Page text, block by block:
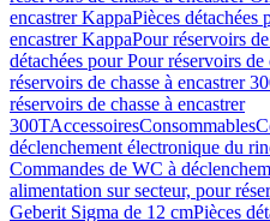
encastrer KappaPièces détachées
encastrer KappaPour réservoirs
détachées pour Pour réservoirs
réservoirs de chasse à encastrer
réservoirs de chasse à encastrer
300TAccessoiresConsommables
déclenchement électronique du
Commandes de WC à
alimentation sur secteur, pour
Geberit Sigma de 12 cmPièces